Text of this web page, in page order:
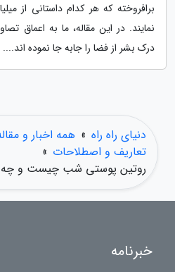
برافروخته که هر کدام داستانی از
نمایند. در این مقاله، ما به اعماق
درک بشر از فضا را جابه جا نموده اند....
دنیای راه راه » همه اخبار و
تعاریف و اصطلاحات »
روتین پوستی شب چیست و چه
خبرنامه